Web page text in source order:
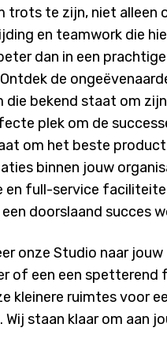
trots te zijn, niet alleen
en teamwork die
dan in een
de
die bekend staat om
plek om de
om het beste
binnen jouw
en full-service
doorslaand succes
onze Studio naar
of een een spetterend
kleinere ruimtes voor
Wij staan klaar om aan